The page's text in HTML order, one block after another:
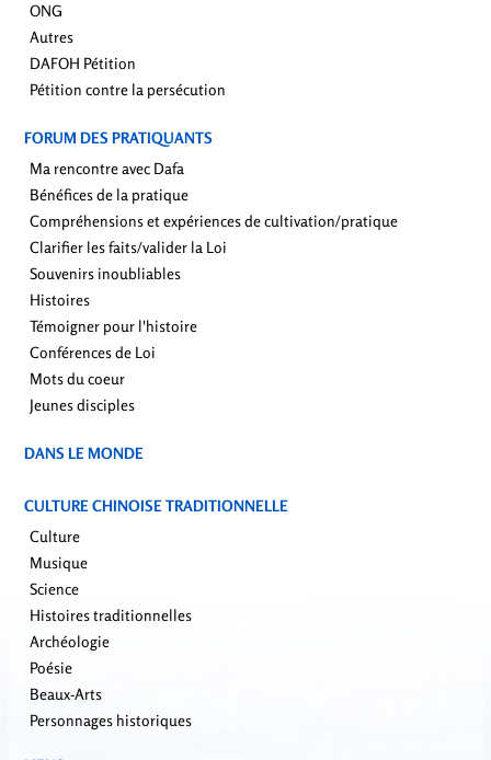
ONG
Autres
DAFOH Pétition
Pétition contre la persécution
FORUM DES PRATIQUANTS
Ma rencontre avec Dafa
Bénéfices de la pratique
Compréhensions et expériences de cultivation/pratique
Clarifier les faits/valider la Loi
Souvenirs inoubliables
Histoires
Témoigner pour l'histoire
Conférences de Loi
Mots du coeur
Jeunes disciples
DANS LE MONDE
CULTURE CHINOISE TRADITIONNELLE
Culture
Musique
Science
Histoires traditionnelles
Archéologie
Poésie
Beaux-Arts
Personnages historiques